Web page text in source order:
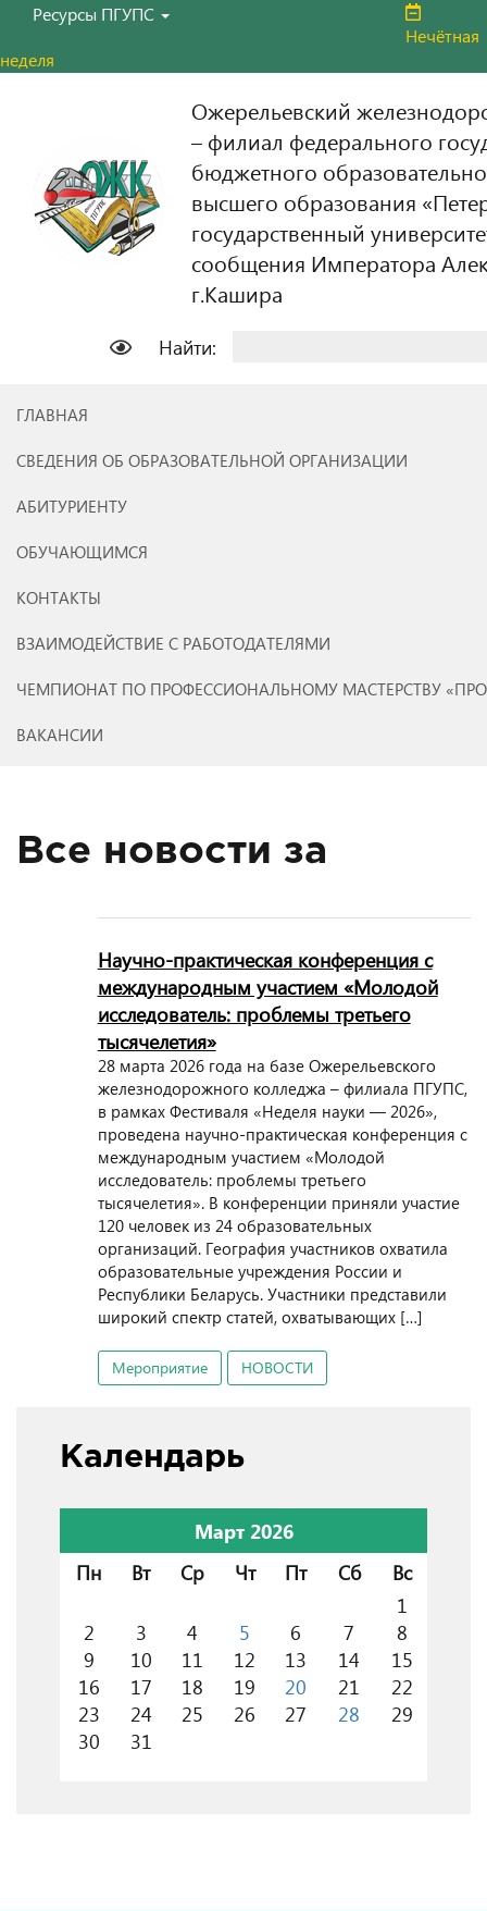
Ресурсы ПГУПС
Нечётная
неделя
Ожерельевский
– филиал федерального
бюджетного
высшего образования
государственный
сообщения Императора
г.Кашира
Найти:
ГЛАВНАЯ
СВЕДЕНИЯ ОБ ОБРАЗОВАТЕЛЬНОЙ ОРГАНИЗАЦИИ
АБИТУРИЕНТУ
ОБУЧАЮЩИМСЯ
КОНТАКТЫ
ВЗАИМОДЕЙСТВИЕ С РАБОТОДАТЕЛЯМИ
ЧЕМПИОНАТ ПО ПРОФЕССИОНАЛЬНОМУ МАСТЕРСТВУ
ВАКАНСИИ
Все новости за
Научно-практическая конференция с
международным участием «Молодой
исследователь: проблемы третьего
тысячелетия»
28 марта 2026 года на базе Ожерельевского
железнодорожного колледжа – филиала ПГУПС,
в рамках Фестиваля «Неделя науки — 2026»,
проведена научно-практическая конференция с
международным участием «Молодой
исследователь: проблемы третьего
тысячелетия». В конференции приняли участие
120 человек из 24 образовательных
организаций. География участников охватила
образовательные учреждения России и
Республики Беларусь. Участники представили
широкий спектр статей, охватывающих […]
Мероприятие НОВОСТИ
Календарь
Март 2026
Пн
Вт Ср Чт Пт Сб
Вс
1
2
3 4 5 6 7
8
9
10 11 12 13 14
15
16
17 18 19 20 21
22
23
24 25 26 27 28
29
30
31